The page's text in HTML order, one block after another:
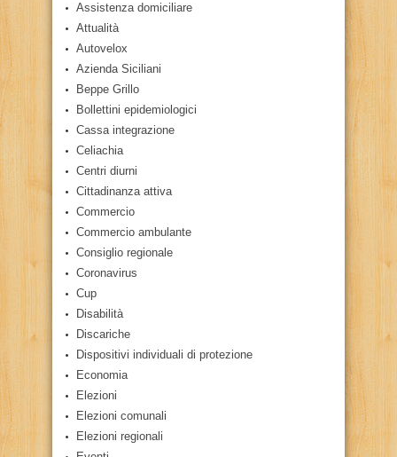
Assistenza domiciliare
Attualità
Autovelox
Azienda Siciliani
Beppe Grillo
Bollettini epidemiologici
Cassa integrazione
Celiachia
Centri diurni
Cittadinanza attiva
Commercio
Commercio ambulante
Consiglio regionale
Coronavirus
Cup
Disabilità
Discariche
Dispositivi individuali di protezione
Economia
Elezioni
Elezioni comunali
Elezioni regionali